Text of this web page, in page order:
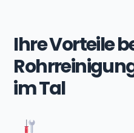
Ihre Vorteile
im Tal